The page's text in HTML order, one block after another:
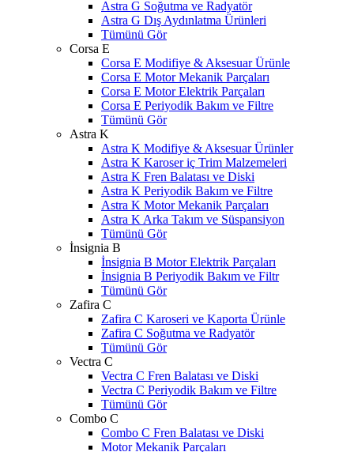
Astra G Soğutma ve Radyatör
Astra G Dış Aydınlatma Ürünleri
Tümünü Gör
Corsa E
Corsa E Modifiye & Aksesuar Ürünle
Corsa E Motor Mekanik Parçaları
Corsa E Motor Elektrik Parçaları
Corsa E Periyodik Bakım ve Filtre
Tümünü Gör
Astra K
Astra K Modifiye & Aksesuar Ürünler
Astra K Karoser iç Trim Malzemeleri
Astra K Fren Balatası ve Diski
Astra K Periyodik Bakım ve Filtre
Astra K Motor Mekanik Parçaları
Astra K Arka Takım ve Süspansiyon
Tümünü Gör
İnsignia B
İnsignia B Motor Elektrik Parçaları
İnsignia B Periyodik Bakım ve Filtr
Tümünü Gör
Zafira C
Zafira C Karoseri ve Kaporta Ürünle
Zafira C Soğutma ve Radyatör
Tümünü Gör
Vectra C
Vectra C Fren Balatası ve Diski
Vectra C Periyodik Bakım ve Filtre
Tümünü Gör
Combo C
Combo C Fren Balatası ve Diski
Motor Mekanik Parçaları